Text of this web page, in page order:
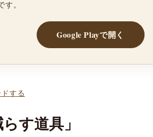
。
Google Playで開く
する
す道具」